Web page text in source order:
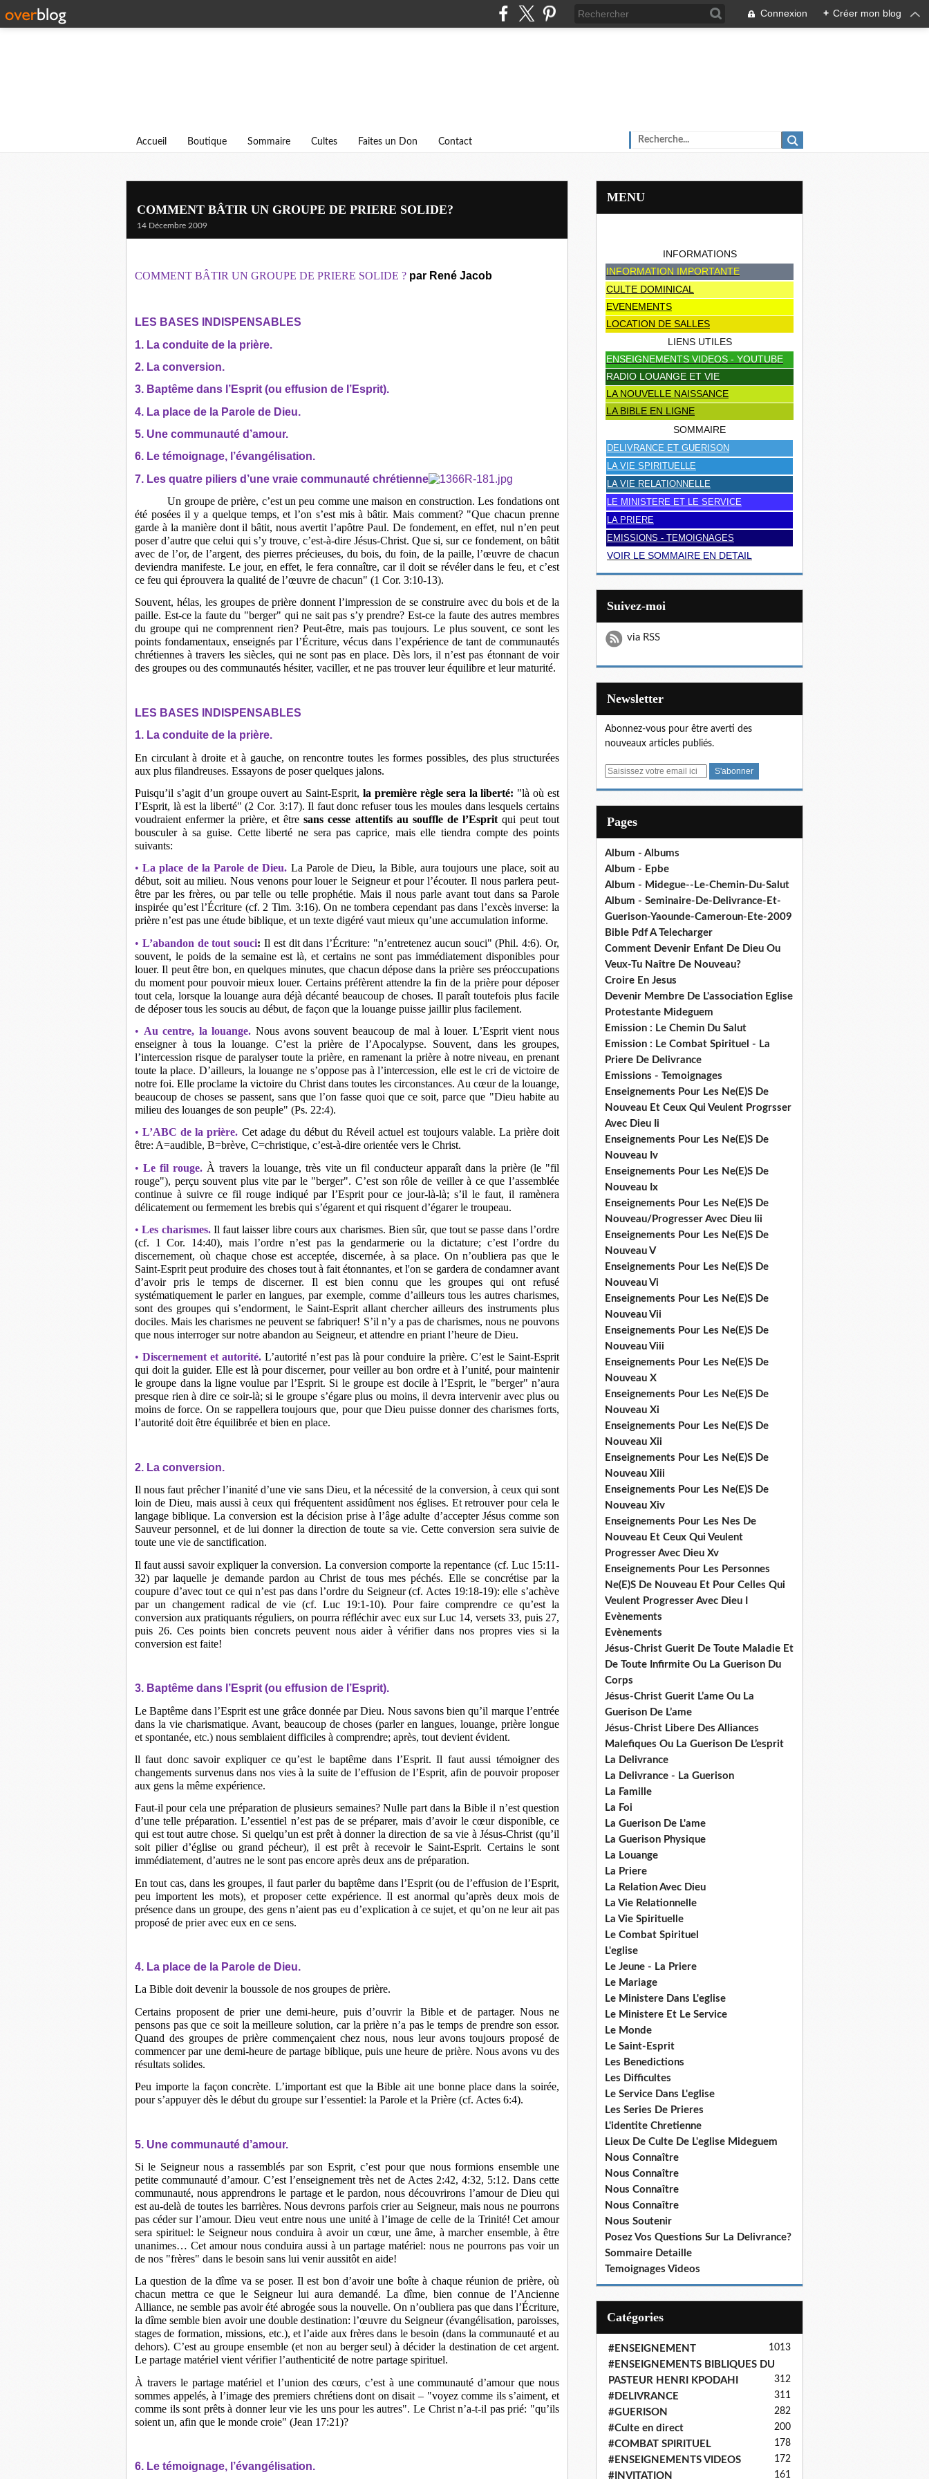
Connexion + Créer mon blog
Accueil Boutique Sommaire Cultes Faites un Don Contact
COMMENT BÂTIR UN GROUPE DE PRIERE SOLIDE?
14 Décembre 2009
COMMENT BÂTIR UN GROUPE DE PRIERE SOLIDE ? par René Jacob
LES BASES INDISPENSABLES
1. La conduite de la prière.
2. La conversion.
3. Baptême dans l’Esprit (ou effusion de I’Esprit).
4. La place de la Parole de Dieu.
5. Une communauté d’amour.
6. Le témoignage, l’évangélisation.
7. Les quatre piliers d’une vraie communauté chrétienne
Un groupe de prière, c’est un peu comme une maison en construction. Les fondations ont
été posées il y a quelque temps, et l’on s’est mis à bâtir. Mais comment? "Que chacun prenne
garde à la manière dont il bâtit, nous avertit l’apôtre Paul. De fondement, en effet, nul n’en peut
poser d’autre que celui qui s’y trouve, c’est-à-dire Jésus-Christ. Que si, sur ce fondement, on bâtit
avec de l’or, de l’argent, des pierres précieuses, du bois, du foin, de la paille, l’œuvre de chacun
deviendra manifeste. Le jour, en effet, le fera connaître, car il doit se révéler dans le feu, et c’est
ce feu qui éprouvera la qualité de l’œuvre de chacun" (1 Cor. 3:10-13).
Souvent, hélas, les groupes de prière donnent l’impression de se construire avec du bois et de la
paille. Est-ce la faute du "berger" qui ne sait pas s’y prendre? Est-ce la faute des autres membres
du groupe qui ne comprennent rien? Peut-être, mais pas toujours. Le plus souvent, ce sont les
points fondamentaux, enseignés par l’Écriture, vécus dans l’expérience de tant de communautés
chrétiennes à travers les siècles, qui ne sont pas en place. Dès lors, il n’est pas étonnant de voir
des groupes ou des communautés hésiter, vaciller, et ne pas trouver leur équilibre et leur maturité.
LES BASES INDISPENSABLES
1. La conduite de la prière.
En circulant à droite et à gauche, on rencontre toutes les formes possibles, des plus structurées
aux plus filandreuses. Essayons de poser quelques jalons.
Puisqu’il s’agit d’un groupe ouvert au Saint-Esprit,la première règle sera la liberté: "là où est
I’Esprit, là est la liberté" (2 Cor. 3:17). Il faut donc refuser tous les moules dans lesquels certains
voudraient enfermer la prière, et êtresans cesse attentifs au souffle de l’Espritqui peut tout
bousculer à sa guise. Cette liberté ne sera pas caprice, mais elle tiendra compte des points
suivants:
•La place de la Parole de Dieu. La Parole de Dieu, la Bible, aura toujours une place, soit au
début, soit au milieu. Nous venons pour louer le Seigneur et pour l’écouter. Il nous parlera peut-
être par les frères, ou par telle ou telle prophétie. Mais il nous parle avant tout dans sa Parole
inspirée qu’est l’Écriture (cf. 2 Tim. 3:16). On ne tombera cependant pas dans l’excès inverse: la
prière n’est pas une étude biblique, et un texte digéré vaut mieux qu’une accumulation informe.
• L’abandon de tout souci: Il est dit dans l’Écriture: "n’entretenez aucun souci" (Phil. 4:6). Or,
souvent, le poids de la semaine est là, et certains ne sont pas immédiatement disponibles pour
louer. Il peut être bon, en quelques minutes, que chacun dépose dans la prière ses préoccupations
du moment pour pouvoir mieux louer. Certains préfèrent attendre la fin de la prière pour déposer
tout cela, lorsque la louange aura déjà décanté beaucoup de choses. Il paraît toutefois plus facile
de déposer tous les soucis au début, de façon que la louange puisse jaillir plus facilement.
• Au centre, la louange. Nous avons souvent beaucoup de mal à louer. L’Esprit vient nous
enseigner à tous la louange. C’est la prière de l’Apocalypse. Souvent, dans les groupes,
l’intercession risque de paralyser toute la prière, en ramenant la prière à notre niveau, en prenant
toute la place. D’ailleurs, la louange ne s’oppose pas à l’intercession, elle est le cri de victoire de
notre foi. Elle proclame la victoire du Christ dans toutes les circonstances. Au cœur de la louange,
beaucoup de choses se passent, sans que l’on fasse quoi que ce soit, parce que "Dieu habite au
milieu des louanges de son peuple" (Ps. 22:4).
•L’ABC de la prière. Cet adage du début du Réveil actuel est toujours valable. La prière doit
être: A=audible, B=brève, C=christique, c’est-à-dire orientée vers le Christ.
•Le fil rouge. À travers la louange, très vite un fil conducteur apparaît dans la prière (le "fil
rouge"), perçu souvent plus vite par le "berger". C’est son rôle de veiller à ce que l’assemblée
continue à suivre ce fil rouge indiqué par l’Esprit pour ce jour-là-là; s’il le faut, il ramènera
délicatement ou fermement les brebis qui s’égarent et qui risquent d’égarer le troupeau.
•Les charismes. Il faut laisser libre cours aux charismes. Bien sûr, que tout se passe dans l’ordre
(cf. 1 Cor. 14:40), mais l’ordre n’est pas la gendarmerie ou la dictature; c’est l’ordre du
discernement, où chaque chose est acceptée, discernée, à sa place. On n’oubliera pas que le
Saint-Esprit peut produire des choses tout à fait étonnantes, et l'on se gardera de condamner avant
d’avoir pris le temps de discerner. Il est bien connu que les groupes qui ont refusé
systématiquement le parler en langues, par exemple, comme d’ailleurs tous les autres charismes,
sont des groupes qui s’endorment, le Saint-Esprit allant chercher ailleurs des instruments plus
dociles. Mais les charismes ne peuvent se fabriquer! S’il n’y a pas de charismes, nous ne pouvons
que nous interroger sur notre abandon au Seigneur, et attendre en priant l’heure de Dieu.
• Discernement et autorité. L’autorité n’est pas là pour conduire la prière. C’est le Saint-Esprit
qui doit la guider. Elle est là pour discerner, pour veiller au bon ordre et à l’unité, pour maintenir
le groupe dans la ligne voulue par l’Esprit. Si le groupe est docile à l’Esprit, le "berger" n’aura
presque rien à dire ce soir-là; si le groupe s’égare plus ou moins, il devra intervenir avec plus ou
moins de force. On se rappellera toujours que, pour que Dieu puisse donner des charismes forts,
l’autorité doit être équilibrée et bien en place.
2. La conversion.
Il nous faut prêcher l’inanité d’une vie sans Dieu, et la nécessité de la conversion, à ceux qui sont
loin de Dieu, mais aussi à ceux qui fréquentent assidûment nos églises. Et retrouver pour cela le
langage biblique. La conversion est la décision prise à l’âge adulte d’accepter Jésus comme son
Sauveur personnel, et de lui donner la direction de toute sa vie. Cette conversion sera suivie de
toute une vie de sanctification.
Il faut aussi savoir expliquer la conversion. La conversion comporte la repentance (cf. Luc 15:11-
32) par laquelle je demande pardon au Christ de tous mes péchés. Elle se concrétise par la
coupure d’avec tout ce qui n’est pas dans l’ordre du Seigneur (cf. Actes 19:18-19): elle s’achève
par un changement radical de vie (cf. Luc 19:1-10). Pour faire comprendre ce qu’est la
conversion aux pratiquants réguliers, on pourra réfléchir avec eux sur Luc 14, versets 33, puis 27,
puis 26. Ces points bien concrets peuvent nous aider à vérifier dans nos propres vies si la
conversion est faite!
3. Baptême dans l’Esprit (ou effusion de I’Esprit).
Le Baptême dans l’Esprit est une grâce donnée par Dieu. Nous savons bien qu’il marque l’entrée
dans la vie charismatique. Avant, beaucoup de choses (parler en langues, louange, prière longue
et spontanée, etc.) nous semblaient difficiles à comprendre; après, tout devient évident.
ll faut donc savoir expliquer ce qu’est le baptême dans l’Esprit. Il faut aussi témoigner des
changements survenus dans nos vies à la suite de l’effusion de l’Esprit, afin de pouvoir proposer
aux gens la même expérience.
Faut-il pour cela une préparation de plusieurs semaines? Nulle part dans la Bible il n’est question
d’une telle préparation. L’essentiel n’est pas de se préparer, mais d’avoir le cœur disponible, ce
qui est tout autre chose. Si quelqu’un est prêt à donner la direction de sa vie à Jésus-Christ (qu’il
soit pilier d’église ou grand pécheur), il est prêt à recevoir le Saint-Esprit. Certains le sont
immédiatement, d’autres ne le sont pas encore après deux ans de préparation.
En tout cas, dans les groupes, il faut parler du baptême dans l’Esprit (ou de l’effusion de l’Esprit,
peu importent les mots), et proposer cette expérience. Il est anormal qu’après deux mois de
présence dans un groupe, des gens n’aient pas eu d’explication à ce sujet, et qu’on ne leur ait pas
proposé de prier avec eux en ce sens.
4. La place de la Parole de Dieu.
La Bible doit devenir la boussole de nos groupes de prière.
Certains proposent de prier une demi-heure, puis d’ouvrir la Bible et de partager. Nous ne
pensons pas que ce soit la meilleure solution, car la prière n’a pas le temps de prendre son essor.
Quand des groupes de prière commençaient chez nous, nous leur avons toujours proposé de
commencer par une demi-heure de partage biblique, puis une heure de prière. Nous avons vu des
résultats solides.
Peu importe la façon concrète. L’important est que la Bible ait une bonne place dans la soirée,
pour s’appuyer dès le début du groupe sur l’essentiel: la Parole et la Prière (cf. Actes 6:4).
5. Une communauté d’amour.
Si le Seigneur nous a rassemblés par son Esprit, c’est pour que nous formions ensemble une
petite communauté d’amour. C’est l’enseignement très net de Actes 2:42, 4:32, 5:12. Dans cette
communauté, nous apprendrons le partage et le pardon, nous découvrirons l’amour de Dieu qui
est au-delà de toutes les barrières. Nous devrons parfois crier au Seigneur, mais nous ne pourrons
pas céder sur l’amour. Dieu veut entre nous une unité à l’image de celle de la Trinité! Cet amour
sera spirituel: le Seigneur nous conduira à avoir un cœur, une âme, à marcher ensemble, à être
unanimes… Cet amour nous conduira aussi à un partage matériel: nous ne pourrons pas voir un
de nos "frères" dans le besoin sans lui venir aussitôt en aide!
La question de la dîme va se poser. Il est bon d’avoir une boîte à chaque réunion de prière, où
chacun mettra ce que le Seigneur lui aura demandé. La dîme, bien connue de l’Ancienne
Alliance, ne semble pas avoir été abrogée sous la nouvelle. On n’oubliera pas que dans l’Écriture,
la dîme semble bien avoir une double destination: l’œuvre du Seigneur (évangélisation, paroisses,
stages de formation, missions, etc.), et l’aide aux frères dans le besoin (dans la communauté et au
dehors). C’est au groupe ensemble (et non au berger seul) à décider la destination de cet argent.
Le partage matériel vient vérifier l’authenticité de notre partage spirituel.
À travers le partage matériel et l’union des cœurs, c’est à une communauté d’amour que nous
sommes appelés, à l’image des premiers chrétiens dont on disait – "voyez comme ils s’aiment, et
comme ils sont prêts à donner leur vie les uns pour les autres". Le Christ n’a-t-il pas prié: "qu’ils
soient un, afin que le monde croie" (Jean 17:21)?
6. Le témoignage, l’évangélisation.
MENU
INFORMATIONS
INFORMATION IMPORTANTE
CULTE DOMINICAL
EVENEMENTS
LOCATION DE SALLES
LIENS UTILES
ENSEIGNEMENTS VIDEOS - YOUTUBE
RADIO LOUANGE ET VIE
LA NOUVELLE NAISSANCE
LA BIBLE EN LIGNE
SOMMAIRE
DELIVRANCE ET GUERISON
LA VIE SPIRITUELLE
LA VIE RELATIONNELLE
LE MINISTERE ET LE SERVICE
LA PRIERE
EMISSIONS - TEMOIGNAGES
VOIR LE SOMMAIRE EN DETAIL
Suivez-moi
via RSS
Newsletter
Abonnez-vous pour être averti des
nouveaux articles publiés.
E
Pages
Album - Albums
Album - Epbe
Album - Midegue--Le-Chemin-Du-Salut
Album - Seminaire-De-Delivrance-Et-
Guerison-Yaounde-Cameroun-Ete-2009
Bible Pdf A Telecharger
Comment Devenir Enfant De Dieu Ou
Veux-Tu Naître De Nouveau?
Croire En Jesus
Devenir Membre De L'association Eglise
Protestante Mideguem
Emission : Le Chemin Du Salut
Emission : Le Combat Spirituel - La
Priere De Delivrance
Emissions - Temoignages
Enseignements Pour Les Ne(E)S De
Nouveau Et Ceux Qui Veulent Progrsser
Avec Dieu Ii
Enseignements Pour Les Ne(E)S De
Nouveau Iv
Enseignements Pour Les Ne(E)S De
Nouveau Ix
Enseignements Pour Les Ne(E)S De
Nouveau/Progresser Avec Dieu Iii
Enseignements Pour Les Ne(E)S De
Nouveau V
Enseignements Pour Les Ne(E)S De
Nouveau Vi
Enseignements Pour Les Ne(E)S De
Nouveau Vii
Enseignements Pour Les Ne(E)S De
Nouveau Viii
Enseignements Pour Les Ne(E)S De
Nouveau X
Enseignements Pour Les Ne(E)S De
Nouveau Xi
Enseignements Pour Les Ne(E)S De
Nouveau Xii
Enseignements Pour Les Ne(E)S De
Nouveau Xiii
Enseignements Pour Les Ne(E)S De
Nouveau Xiv
Enseignements Pour Les Nes De
Nouveau Et Ceux Qui Veulent
Progresser Avec Dieu Xv
Enseignements Pour Les Personnes
Ne(E)S De Nouveau Et Pour Celles Qui
Veulent Progresser Avec Dieu I
Evènements
Evènements
Jésus-Christ Guerit De Toute Maladie Et
De Toute Infirmite Ou La Guerison Du
Corps
Jésus-Christ Guerit L’ame Ou La
Guerison De L’ame
Jésus-Christ Libere Des Alliances
Malefiques Ou La Guerison De L’esprit
La Delivrance
La Delivrance - La Guerison
La Famille
La Foi
La Guerison De L'ame
La Guerison Physique
La Louange
La Priere
La Relation Avec Dieu
La Vie Relationnelle
La Vie Spirituelle
Le Combat Spirituel
L'eglise
Le Jeune - La Priere
Le Mariage
Le Ministere Dans L'eglise
Le Ministere Et Le Service
Le Monde
Le Saint-Esprit
Les Benedictions
Les Difficultes
Le Service Dans L'eglise
Les Series De Prieres
L'identite Chretienne
Lieux De Culte De L'eglise Mideguem
Nous Connaître
Nous Connaître
Nous Connaître
Nous Connaître
Nous Soutenir
Posez Vos Questions Sur La Delivrance?
Sommaire Detaille
Temoignages Videos
Catégories
#ENSEIGNEMENT 1013
#ENSEIGNEMENTS BIBLIQUES DU
PASTEUR HENRI KPODAHI
312
#DELIVRANCE 311
#GUERISON 282
#Culte en direct 200
#COMBAT SPIRITUEL 178
#ENSEIGNEMENTS VIDEOS 172
#INVITATION 161